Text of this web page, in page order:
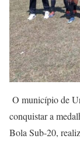
O município de
conquistar a
Bola Sub-20,